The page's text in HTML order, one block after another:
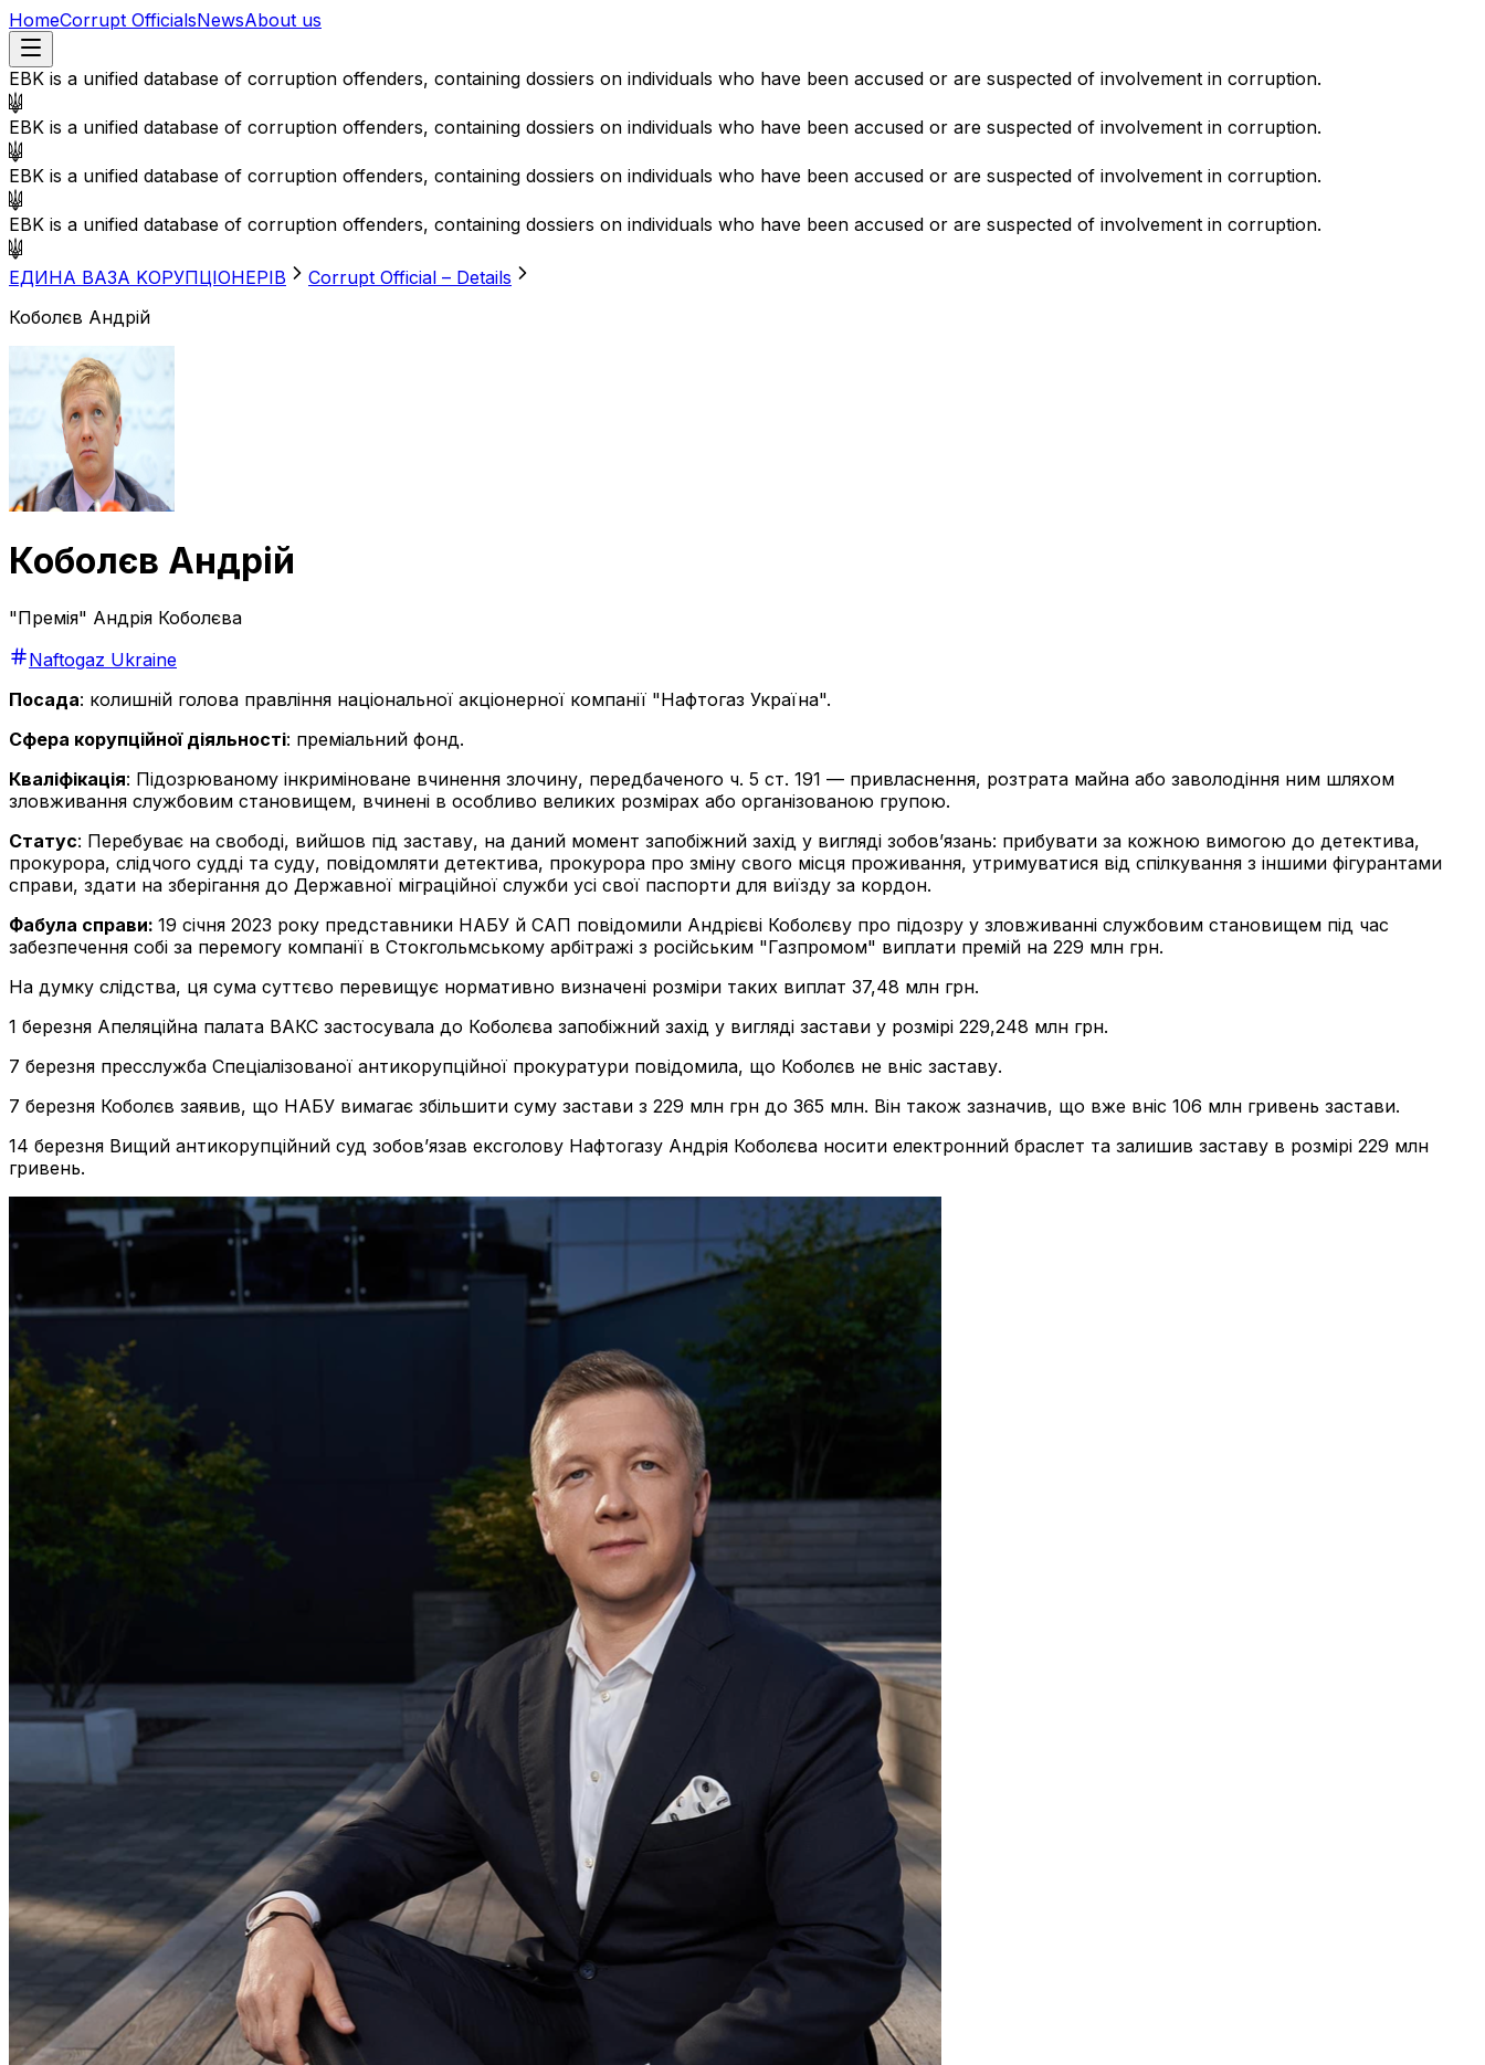
HomeCorrupt OfficialsNewsAbout us
EBK is a unified database of corruption offenders, containing dossiers on individuals who have been accused or are suspected of involvement in corruption.
EBK is a unified database of corruption offenders, containing dossiers on individuals who have been accused or are suspected of involvement in corruption.
EBK is a unified database of corruption offenders, containing dossiers on individuals who have been accused or are suspected of involvement in corruption.
EBK is a unified database of corruption offenders, containing dossiers on individuals who have been accused or are suspected of involvement in corruption.
EДИНА BАЗА KОРУПЦІОНЕРІВ
Corrupt Official – Details
Коболєв Андрій
Коболєв Андрій
"Премія" Андрія Коболєва
Naftogaz Ukraine
Посада: колишній голова правління національної акціонерної компанії "Нафтогаз Україна".
Сфера корупційної діяльності: преміальний фонд.
Кваліфікація: Підозрюваному інкриміноване вчинення злочину, передбаченого ч. 5 ст. 191 — привласнення, розтрата майна або заволодіння ним шляхом
зловживання службовим становищем, вчинені в особливо великих розмірах або організованою групою.
Статус: Перебуває на свободі, вийшов під заставу, на даний момент запобіжний захід у вигляді зобов’язань: прибувати за кожною вимогою до детектива,
прокурора, слідчого судді та суду, повідомляти детектива, прокурора про зміну свого місця проживання, утримуватися від спілкування з іншими фігурантами
справи, здати на зберігання до Державної міграційної служби усі свої паспорти для виїзду за кордон.
Фабула справи: 19 січня 2023 року представники НАБУ й САП повідомили Андрієві Коболєву про підозру у зловживанні службовим становищем під час
забезпечення собі за перемогу компанії в Стокгольмському арбітражі з російським "Газпромом" виплати премій на 229 млн грн.
На думку слідства, ця сума суттєво перевищує нормативно визначені розміри таких виплат 37,48 млн грн.
1 березня Апеляційна палата ВАКС застосувала до Коболєва запобіжний захід у вигляді застави у розмірі 229,248 млн грн.
7 березня пресслужба Спеціалізованої антикорупційної прокуратури повідомила, що Коболєв не вніс заставу.
7 березня Коболєв заявив, що НАБУ вимагає збільшити суму застави з 229 млн грн до 365 млн. Він також зазначив, що вже вніс 106 млн гривень застави.
14 березня Вищий антикорупційний суд зобовʼязав ексголову Нафтогазу Андрія Коболєва носити електронний браслет та залишив заставу в розмірі 229 млн
гривень.